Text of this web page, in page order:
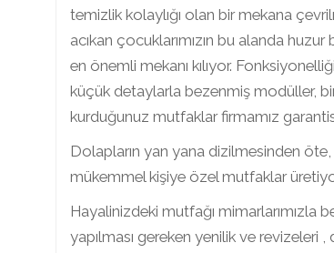
temizlik kolaylığı olan bir mekana
acıkan çocuklarımızın bu alanda
en önemli mekanı kılıyor.
küçük detaylarla bezenmiş modüller,
kurduğunuz mutfaklar firmamız
Dolapların yan yana dizilmesinden
mükemmel kişiye özel mutfaklar
Hayalinizdeki mutfağı mimarlarımızla
yapılması gereken yenilik ve